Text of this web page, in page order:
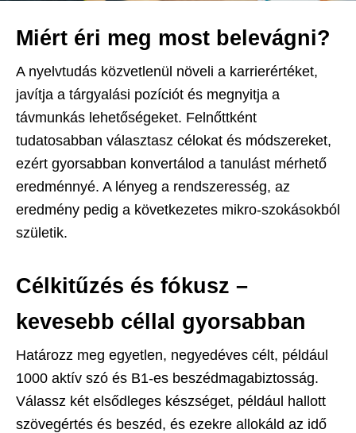
Miért éri meg most belevágni?
A nyelvtudás közvetlenül növeli a karrierértéket,
javítja a tárgyalási pozíciót és megnyitja a
távmunkás lehetőségeket. Felnőttként
tudatosabban választasz célokat és módszereket,
ezért gyorsabban konvertálod a tanulást mérhető
eredménnyé. A lényeg a rendszeresség, az
eredmény pedig a következetes mikro-szokásokból
születik.
Célkitűzés és fókusz –
kevesebb céllal gyorsabban
Határozz meg egyetlen, negyedéves célt, például
1000 aktív szó és B1-es beszédmagabiztosság.
Válassz két elsődleges készséget, például hallott
szövegértés és beszéd, és ezekre allokáld az idő